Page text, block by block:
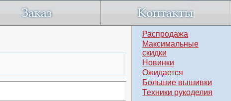
Распродажа
Максимальные
скидки
Новинки
Ожидается
Большие вышивки
Техники рукоделия